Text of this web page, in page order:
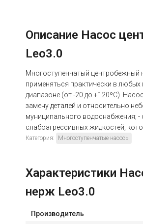
Описание Насос
Leo3.0
Многоступенчатый центробежный
применяться практически в
диапазоне (от -20 до +120ºС).
замену деталей и относительно
муниципального водоснабжения; -
слабоагрессивных жидкостей,
Категория: Многоступенчатые насосы
Характеристики
нерж Leo3.0
Производитель